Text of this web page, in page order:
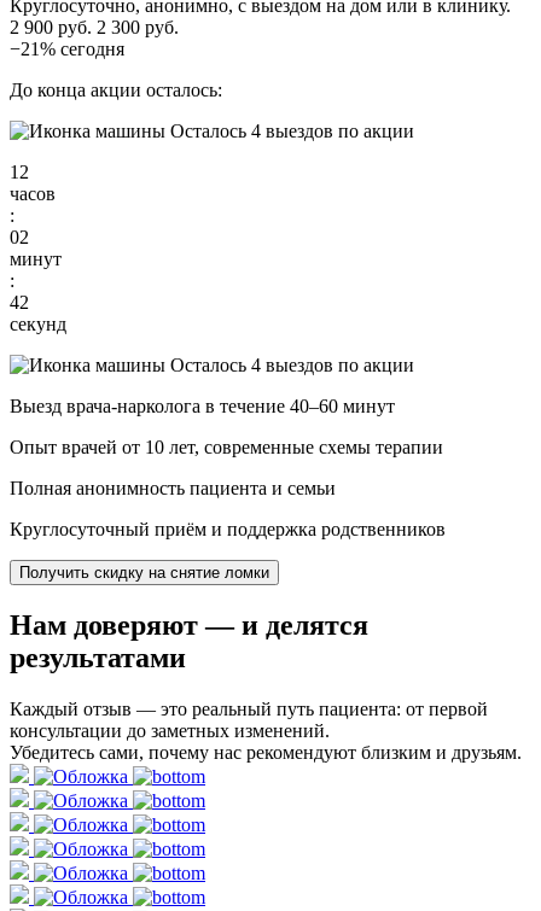
Круглосуточно, анонимно, с выездом на дом или в клинику.
2 900 руб. 2 300 руб.
−21% сегодня
До конца акции осталось:
Осталось 4 выездов по акции
12
часов
:
02
минут
:
41
секунд
Осталось 4 выездов по акции
Выезд врача-нарколога в течение 40–60 минут
Опыт врачей от 10 лет, современные схемы терапии
Полная анонимность пациента и семьи
Круглосуточный приём и поддержка родственников
Получить скидку на снятие ломки
Нам доверяют— и делятся
результатами
Каждый отзыв — это реальный путь пациента: от первой
консультации до заметных изменений.
Убедитесь сами, почему нас рекомендуют близким и друзьям.